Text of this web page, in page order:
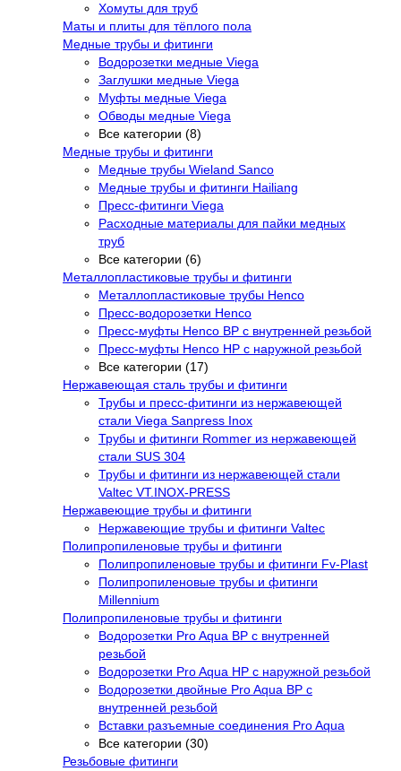
Хомуты для труб
Маты и плиты для тёплого пола
Медные трубы и фитинги
Водорозетки медные Viega
Заглушки медные Viega
Муфты медные Viega
Обводы медные Viega
Все категории (8)
Медные трубы и фитинги
Медные трубы Wieland Sanco
Медные трубы и фитинги Hailiang
Пресс-фитинги Viega
Расходные материалы для пайки медных
труб
Все категории (6)
Металлопластиковые трубы и фитинги
Металлопластиковые трубы Henco
Пресс-водорозетки Henco
Пресс-муфты Henco ВР с внутренней резьбой
Пресс-муфты Henco НР с наружной резьбой
Все категории (17)
Нержавеющая сталь трубы и фитинги
Трубы и пресс-фитинги из нержавеющей
стали Viega Sanpress Inox
Трубы и фитинги Rommer из нержавеющей
стали SUS 304
Трубы и фитинги из нержавеющей стали
Valtec VT.INOX-PRESS
Нержавеющие трубы и фитинги
Нержавеющие трубы и фитинги Valtec
Полипропиленовые трубы и фитинги
Полипропиленовые трубы и фитинги Fv-Plast
Полипропиленовые трубы и фитинги
Millennium
Полипропиленовые трубы и фитинги
Водорозетки Pro Aqua ВР с внутренней
резьбой
Водорозетки Pro Aqua НР с наружной резьбой
Водорозетки двойные Pro Aqua ВР с
внутренней резьбой
Вставки разъемные соединения Pro Aqua
Все категории (30)
Резьбовые фитинги